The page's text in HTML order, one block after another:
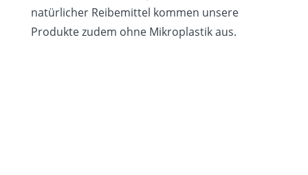
natürlicher Reibemittel kommen unsere
Produkte zudem ohne Mikroplastik aus.